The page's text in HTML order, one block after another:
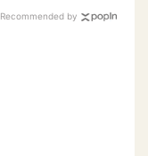
Recommended by